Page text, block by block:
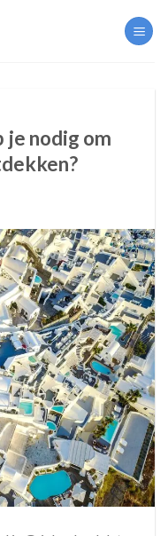
je nodig om